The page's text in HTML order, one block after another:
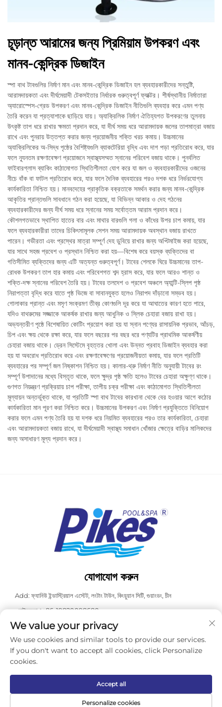
চূড়ান্ত আরামের জন্য প্রিমিয়াম উপকরণ এবং
মানব-কেন্দ্রিক ডিজাইন
স্পা বাথ টাবগুলির নির্মাণ মান এবং মানব-কেন্দ্রিক ডিজাইন হল ব্যবহারকারীদের সন্তুষ্টি,
আরামদায়কতা এবং দীর্ঘমেয়াদী টেকসইতার নির্ধারক গুরুত্বপূর্ণ ফ্যাক্টর। শীর্ষস্থানীয় নির্মাতারা
অ্যারোস্পেস-গ্রেড উপকরণ এবং মানব-কেন্দ্রিক ডিজাইন নীতিগুলি ব্যবহার করে এমন পণ্য
তৈরি করেন যা প্রত্যাশাকে ছাড়িয়ে যায়। অ্যাক্রিলিক নির্মাণ ঐতিহ্যগত উপকরণের তুলনায়
উৎকৃষ্ট তাপ ধরে রাখার ক্ষমতা প্রদান করে, যা দীর্ঘ সময় ধরে আরামদায়ক জলের তাপমাত্রা বজায়
রাখে এবং পুনরায় উত্তপ্ত করার জন্য প্রয়োজনীয় শক্তি খরচ কমায়। উচ্চমানের
অ্যাক্রিলিকের অ-সিদ্ধ পৃষ্ঠের বৈশিষ্ট্যগুলি ব্যাকটেরিয়া বৃদ্ধি এবং দাগ পড়া প্রতিরোধ করে, যার
ফলে ন্যূনতম রক্ষণাবেক্ষণ প্রয়োজনে স্বাস্থ্যসম্মত স্নানের পরিবেশ বজায় থাকে। পুনর্বলিত
ফাইবারগ্লাস ব্যাকিং কাঠামোগত স্থিতিশীলতা যোগ করে যা জল ও ব্যবহারকারীদের ওজনের
নীচে বাঁক বা ফাটল প্রতিরোধ করে, যার ফলে দৈনিক ব্যবহারের পরও দশক ধরে নির্ভরযোগ্য
কার্যকারিতা নিশ্চিত হয়। মানবদেহের প্রাকৃতিক বক্রতাকে সমর্থন করার জন্য মানব-কেন্দ্রিক
আকৃতির প্রান্তগুলি সাবধানে গঠন করা হয়েছে, যা বিভিন্ন আকার ও দেহ গঠনের
ব্যবহারকারীদের জন্য দীর্ঘ সময় ধরে স্নানের সময় সর্বোত্তম আরাম প্রদান করে।
কৌশলগতভাবে স্থাপিত হাতের বার এবং মাথার বারগুলি গলা ও কাঁধের উপর চাপ কমায়, যার
ফলে ব্যবহারকারীরা তাদের চিকিৎসামূলক সেশন সময় আরামদায়ক অবস্থান বজায় রাখতে
পারেন। গভীরতা এবং প্রস্থের মাত্রা সম্পূর্ণ দেহ ডুবিয়ে রাখার জন্য অপ্টিমাইজ করা হয়েছে,
যার সাথে সহজ প্রবেশ ও প্রস্থান নিশ্চিত করা হয়—বিশেষ করে বয়স্ক ব্যক্তিদের বা
গতিসীমিত ব্যক্তিদের জন্য এটি অত্যন্ত গুরুত্বপূর্ণ। টাবের শেলকে ঘিরে উচ্চমানের তাপ-
রোধক উপকরণ তাপ হার কমায় এবং পরিবেশগত শব্দ হ্রাস করে, যার ফলে আরও শান্ত ও
শক্তি-দক্ষ স্নানের পরিবেশ তৈরি হয়। টাবের তলদেশ ও প্রবেশ অঞ্চলে অ্যান্টি-স্লিপ পৃষ্ঠ
নিরাপত্তা বৃদ্ধি করে যাতে পৃষ্ঠ ভিজে বা সাবানযুক্ত হলেও নিরাপদ দাঁড়ানো সম্ভব হয়।
গোলাকার প্রান্ত এবং মসৃণ সংক্রমণ তীব্র কোণগুলি দূর করে যা আঘাতের কারণ হতে পারে,
যদিও বাথরুমের সজ্জাকে আকর্ষক রাখার জন্য আধুনিক ও স্লিক চেহারা বজায় রাখা হয়।
অভ্যন্তরীণ পৃষ্ঠে বিশেষায়িত কোটিং প্রয়োগ করা হয় যা স্নান পণ্যের রাসায়নিক প্রভাব, আঁচড়,
চিপ এবং ক্ষয় থেকে রক্ষা করে, যার ফলে বছরের পর বছর ধরে পণ্যটির প্রাথমিক আকর্ষণীয়
চেহারা বজায় থাকে। ড্রেন সিস্টেমে বৃহত্তর খোলা এবং উন্নত প্রবাহ ডিজাইন ব্যবহার করা
হয় যা অবরোধ প্রতিরোধ করে এবং রক্ষণাবেক্ষণের প্রয়োজনীয়তা কমায়, যার ফলে প্রতিটি
ব্যবহারের পর সম্পূর্ণ জল নিষ্কাশন নিশ্চিত হয়। কালার-থ্রু নির্মাণ নীতি অনুযায়ী টাবের রং
সম্পূর্ণ উপাদানের মধ্যে বিস্তৃত থাকে, ফলে ক্ষুদ্র পৃষ্ঠ ক্ষতি হলেও টাবের চেহারা অক্ষুণ্ণ থাকে।
গুণগত নিয়ন্ত্রণ প্রক্রিয়ায় চাপ পরীক্ষা, তাপীয় চক্র পরীক্ষা এবং কাঠামোগত স্থিতিশীলতা
মূল্যায়ন অন্তর্ভুক্ত থাকে, যা প্রতিটি স্পা বাথ টাবের কারখানা থেকে বের হওয়ার আগে কঠোর
কার্যকারিতা মান পূরণ করা নিশ্চিত করে। উচ্চমানের উপকরণ এবং নির্মাণ প্রযুক্তিতে বিনিয়োগ
করার ফলে এমন পণ্য তৈরি হয় যা দশক ধরে নিয়মিত ব্যবহারের পরও তার কার্যকারিতা, চেহারা
এবং আরামদায়কতা বজায় রাখে, যা দীর্ঘমেয়াদী স্বাস্থ্য সমাধান খোঁজার ক্ষেত্রে বাড়ির মালিকদের
জন্য অসাধারণ মূল্য প্রদান করে।
যোগাযোগ করুন
Add: ফ্যানিউ ইন্ডাস্ট্রিয়াল এস্টেট, লংটাং টাউন, কিংয়ুয়ান সিটি, গুয়াংডং, চীন
ওয়াটসঅ্যাপ:+86-19820098680
টেলিফোন:+86-0763-3603098
ই-মেইল:[email protected]
কপিরাইট © ২০২৬ গুয়াংডং কাসডালি পুল স্পা একুইপমেন্ট কো., লিমিটেড। সর্বস্বত্ব সংরক্ষিত। -
গোপনীয়তা নীতি
We value your privacy
We use cookies and similar tools to provide our services.
If you don't want to accept all cookies, click Personalize
cookies.
Personalize cookies
Accept all